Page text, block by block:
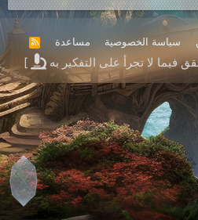
سياسة الخصوصية مساعدة
R
S
]